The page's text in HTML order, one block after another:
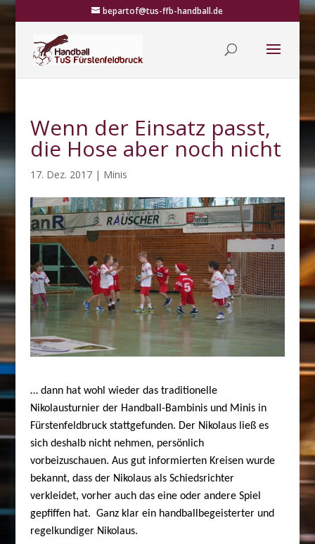
bepartof@tus-ffb-handball.de
Wenn der Einsatz passt,
die Hose aber noch nicht
17. Dez. 2017| Minis
… dann hat wohl wieder das traditionelle
Nikolausturnier der Handball-Bambinis und Minis in
Fürstenfeldbruck stattgefunden. Der Nikolaus ließ es
sich deshalb nicht nehmen, persönlich
vorbeizuschauen. Aus gut informierten Kreisen wurde
bekannt, dass der Nikolaus als Schiedsrichter
verkleidet, vorher auch das eine oder andere Spiel
gepfiffen hat. Ganz klar ein handballbegeisterter und
regelkundiger Nikolaus.